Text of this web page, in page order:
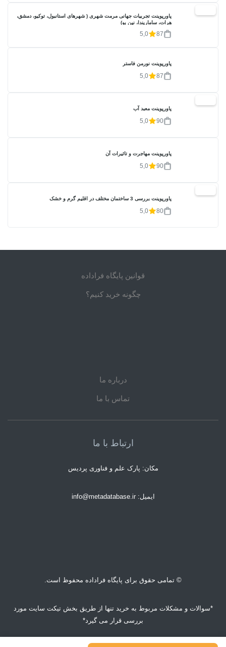
پاورپوینت تجربیات جهانی مرمت شهری ( شهرهای استانبول، توکیو، دمشق،
هرات، ساماریندا، نین بو)
87
5,0
پاورپوینت نورمن فاستر
87
5,0
پاورپوینت معبد آب
90
5,0
پاورپوینت مهاجرت و تاثیرات آن
90
5,0
پاورپوینت بررسی 3 ساختمان مختلف در اقلیم گرم و خشک
80
5,0
قوانین پایگاه فراداده
چگونه خرید کنیم؟
درباره ما
تماس با ما
ارتباط با ما
مکان: پارک علم و فناوری پردیس
ایمیل: info@metadatabase.ir
© تمامی حقوق برای پایگاه فراداده محفوظ است.
*سوالات و مشکلات مربوط به خرید تنها از طریق بخش تیکت سایت مورد
بررسی قرار می گیرد*